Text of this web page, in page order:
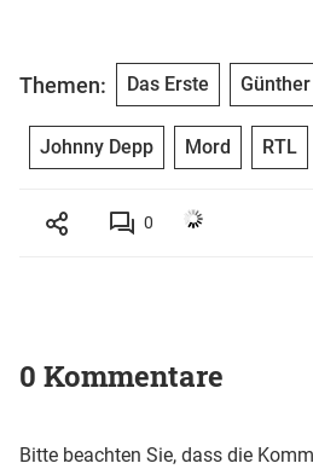
Themen: Das Erste
Johnny Depp Mord RTL
0
0 Kommentare
Bitte beachten Sie, dass die